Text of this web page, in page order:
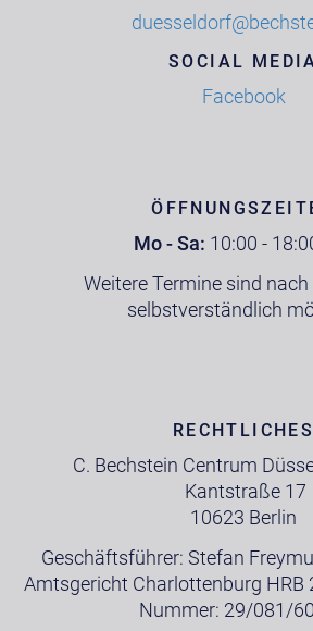
SOCIAL MEDIA
Facebook
Mo - Sa: 10:00 -
Weitere Termine sind
selbstverständlich
RECHTLICHES
C. Bechstein Centrum
Kantstraße 17
10623 Berlin
Geschäftsführer: Stefan
Amtsgericht Charlottenburg HRB
Nummer: 29/081/